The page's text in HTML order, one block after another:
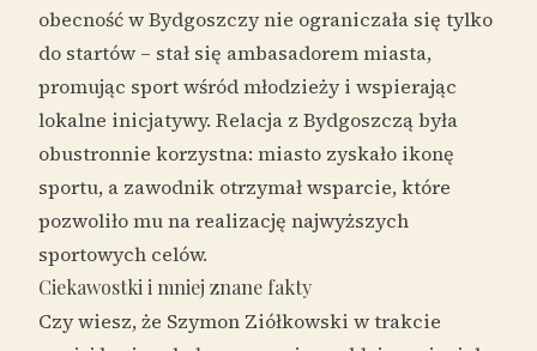
obecność w Bydgoszczy nie ograniczała się tylko
do startów – stał się ambasadorem miasta,
promując sport wśród młodzieży i wspierając
lokalne inicjatywy. Relacja z Bydgoszczą była
obustronnie korzystna: miasto zyskało ikonę
sportu, a zawodnik otrzymał wsparcie, które
pozwoliło mu na realizację najwyższych
sportowych celów.
Ciekawostki i mniej znane fakty
Czy wiesz, że Szymon Ziółkowski w trakcie